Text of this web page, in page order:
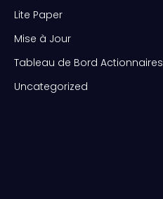
Lite Paper
Mise à Jour
Tableau de Bord Actionnaires
Uncategorized